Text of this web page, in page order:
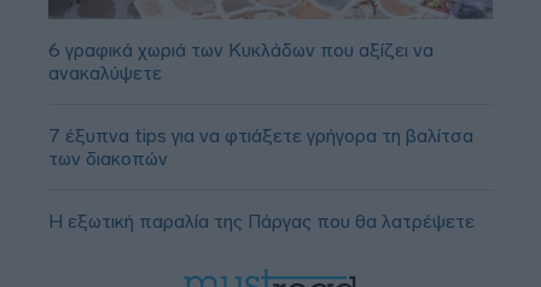
6 γραφικά χωριά των Κυκλάδων που αξίζει να
ανακαλύψετε
7 έξυπνα tips για να φτιάξετε γρήγορα τη βαλίτσα
των διακοπών
Η εξωτική παραλία της Πάργας που θα λατρέψετε